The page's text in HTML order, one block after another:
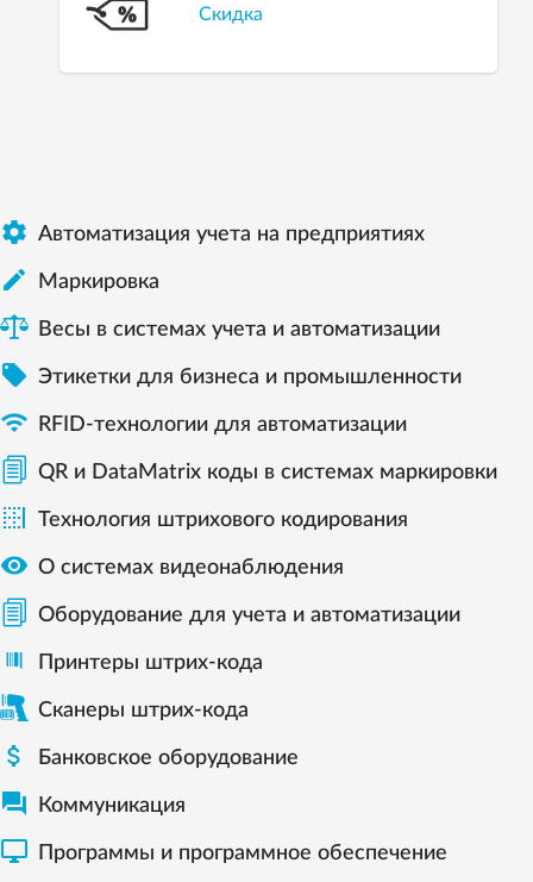
Скидка
 Автоматизация учета на предприятиях
 Маркировка
Весы в системах учета и автоматизации
 Этикетки для бизнеса и промышленности
 RFID-технологии для автоматизации
QR и DataMatrix коды в системах маркировки
 Технология штрихового кодирования
 О системах видеонаблюдения
Оборудование для учета и автоматизации
Принтеры штрих-кода
Сканеры штрих-кода
 Банковское оборудование
 Коммуникация
 Программы и программное обеспечение